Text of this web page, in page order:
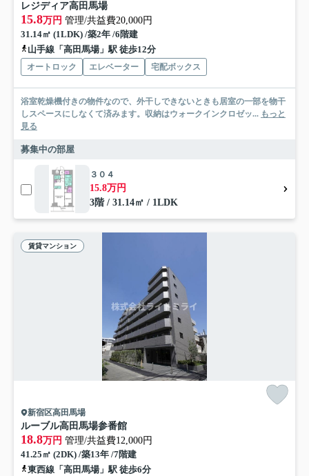
レジディア高田馬場
15.8万円 管理/共益費20,000円
31.14㎡ (1LDK) /築2年 /6階建
山手線「高田馬場」駅 徒歩12分
オートロック エレベーター 宅配ボックス
浴室乾燥機付きの物件なので、外干しできないときも居室の一部を物干
しスペースにしなくて済みます。収納はウォークインクロゼッ... もっと
見る
募集中の部屋
３０４
15.8万円
3階 / 31.14㎡ / 1LDK
賃貸マンション
新宿区高田馬場
ルーブル高田馬場参番館
18.8万円 管理/共益費12,000円
41.25㎡ (2DK) /築13年 /7階建
東西線「高田馬場」駅 徒歩6分